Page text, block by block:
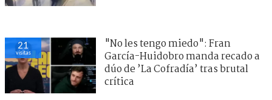
21
visitas
"No les tengo miedo": Fran
García-Huidobro manda recado a
dúo de ’La Cofradía’ tras brutal
crítica